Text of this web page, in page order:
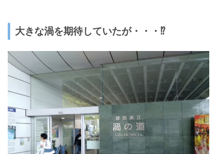
大きな渦を期待していたが・・・⁉